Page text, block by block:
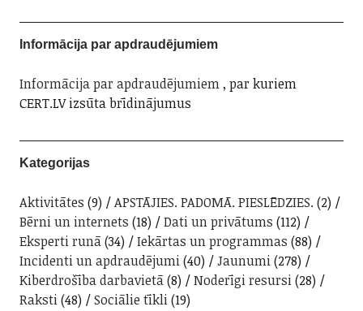
Informācija par apdraudējumiem
Informācija par apdraudējumiem, par kuriem
CERT.LV izsūta brīdinājumus
Kategorijas
Aktivitātes (9) APSTĀJIES. PADOMĀ. PIESLĒDZIES. (2)
Bērni un internets (18) Dati un privātums (112)
Eksperti runā(34) Iekārtas un programmas (88)
Incidenti un apdraudējumi(40) Jaunumi(278)
Kiberdrošība darbavietā(8) Noderīgi resursi(28)
Raksti(48) Sociālie tīkli(19)